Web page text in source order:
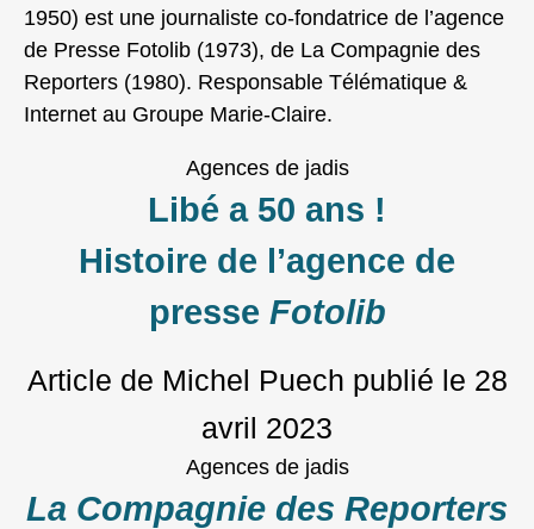
1950) est une journaliste co-fondatrice de l’agence
de Presse Fotolib (1973), de La Compagnie des
Reporters (1980). Responsable Télématique &
Internet au Groupe Marie-Claire.
Agences de jadis
Libé a 50 ans !
Histoire de l’agence de
presse Fotolib
Article de Michel Puech publié le 28
avril 2023
Agences de jadis
La Compagnie des Reporters